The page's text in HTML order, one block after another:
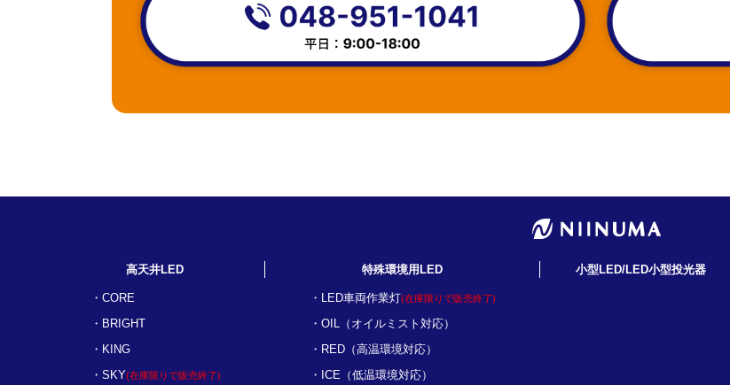
高天井LED
CORE
BRIGHT
KING
SKY(在庫限りで販売終了)
特殊環境用LED
LED車両作業灯(在庫限りで販売終了)
OIL（オイルミスト対応）
RED（高温環境対応）
ICE（低温環境対応）
小型LED/LED小型投光器